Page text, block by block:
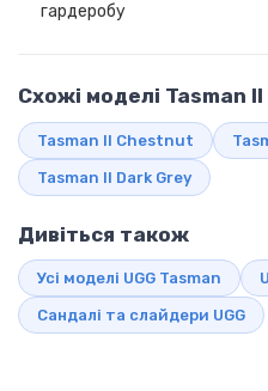
гардеробу
Схожі моделі Tasman II
Tasman II Chestnut
Tasman II Dark Grey
Дивіться також
Усі моделі UGG Tasman
Сандалі та слайдери UGG